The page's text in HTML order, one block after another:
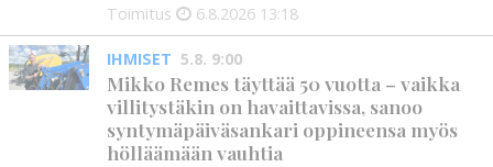
Toimitus 6.8.2026 13:18
IHMISET 5.8. 9:00
Mikko Remes täyttää 50 vuotta – vaikka
villitystäkin on havaittavissa, sanoo
syntymäpäiväsankari oppineensa myös
hölläämään vauhtia